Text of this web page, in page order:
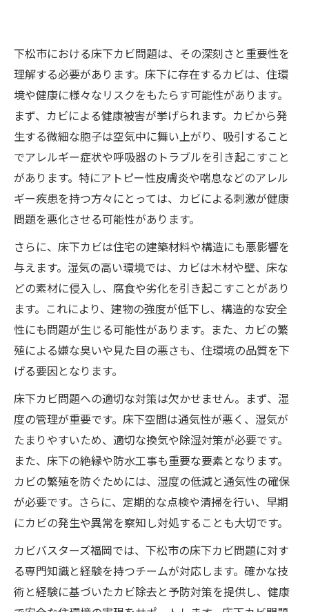
下松市における床下カビ問題は、その深刻さと重要性を
理解する必要があります。床下に存在するカビは、住環
境や健康に様々なリスクをもたらす可能性があります。
まず、カビによる健康被害が挙げられます。カビから発
生する微細な胞子は空気中に舞い上がり、吸引すること
でアレルギー症状や呼吸器のトラブルを引き起こすこと
があります。特にアトピー性皮膚炎や喘息などのアレル
ギー疾患を持つ方々にとっては、カビによる刺激が健康
問題を悪化させる可能性があります。
さらに、床下カビは住宅の建築材料や構造にも悪影響を
与えます。湿気の高い環境では、カビは木材や壁、床な
どの素材に侵入し、腐食や劣化を引き起こすことがあり
ます。これにより、建物の強度が低下し、構造的な安全
性にも問題が生じる可能性があります。また、カビの繁
殖による嫌な臭いや見た目の悪さも、住環境の品質を下
げる要因となります。
床下カビ問題への適切な対策は欠かせません。まず、湿
度の管理が重要です。床下空間は通気性が悪く、湿気が
たまりやすいため、適切な換気や除湿対策が必要です。
また、床下の絶縁や防水工事も重要な要素となります。
カビの繁殖を防ぐためには、湿度の低減と通気性の確保
が必要です。さらに、定期的な点検や清掃を行い、早期
にカビの発生や異常を察知し対処することも大切です。
カビバスターズ福岡では、下松市の床下カビ問題に対す
る専門知識と経験を持つチームが対応します。確かな技
術と経験に基づいたカビ除去と予防対策を提供し、健康